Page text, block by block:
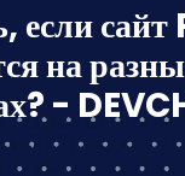
если
на
-